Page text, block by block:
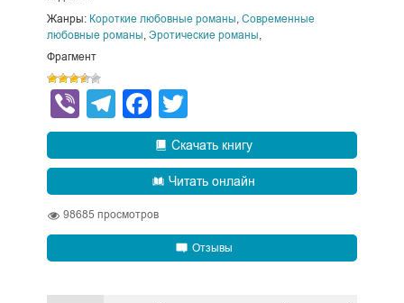
Жанры: Короткие любовные романы Современные
любовные романы Эротические романы
Фрагмент
ViberTelegram
Facebook
Скачать книгу
Читать онлайн
98685 просмотров
Отзывы